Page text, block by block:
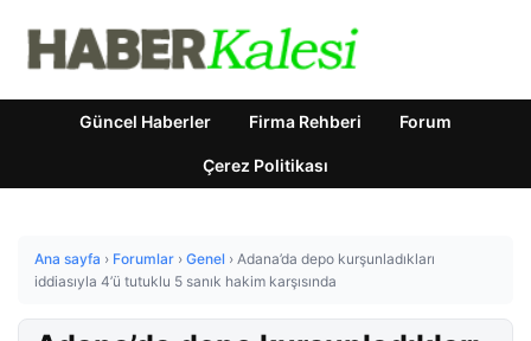
Güncel Haberler Firma Rehberi Forum
Çerez Politikası
Ana sayfa › Forumlar › Genel › Adana’da depo kurşunladıkları
iddiasıyla 4’ü tutuklu 5 sanık hakim karşısında